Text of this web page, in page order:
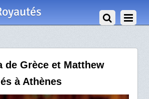
de Grèce et Matthew
à Athènes